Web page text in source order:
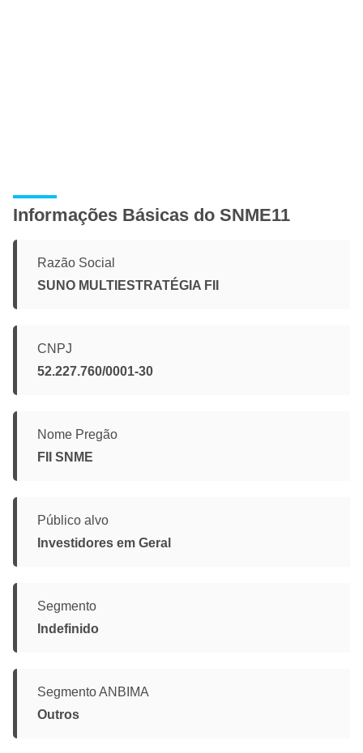
Informações Básicas do SNME11
Razão Social
SUNO MULTIESTRATÉGIA FII
CNPJ
52.227.760/0001-30
Nome Pregão
FII SNME
Público alvo
Investidores em Geral
Segmento
Indefinido
Segmento ANBIMA
Outros